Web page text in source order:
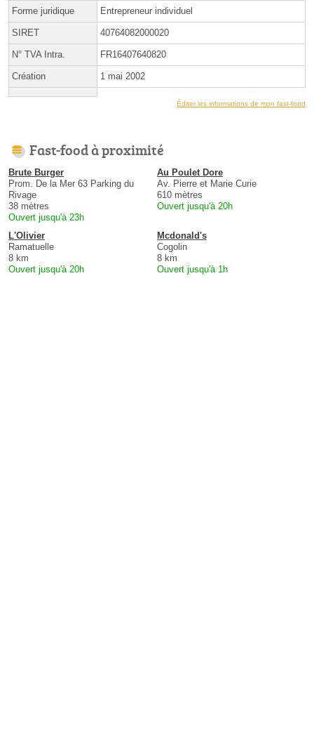
Forme juridique Entrepreneur individuel
SIRET 40764082000020
N° TVA Intra. FR16407640820
Création 1 mai 2002
Éditer les informations de mon fast-food
Fast-food à proximité
Brute Burger
Prom. De la Mer 63 Parking du
Rivage
38 mètres
Ouvert jusqu'à 23h
Au Poulet Dore
Av. Pierre et Marie Curie
610 mètres
Ouvert jusqu'à 20h
L'Olivier
Ramatuelle
8 km
Ouvert jusqu'à 20h
Mcdonald's
Cogolin
8 km
Ouvert jusqu'à 1h